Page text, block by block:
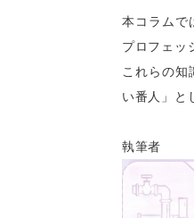
本コラムで
プロフェッ
これらの知
い番人」と
執筆者